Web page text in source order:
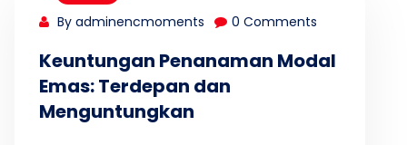
By adminencmoments 0 Comments
Keuntungan Penanaman Modal
Emas: Terdepan dan
Menguntungkan